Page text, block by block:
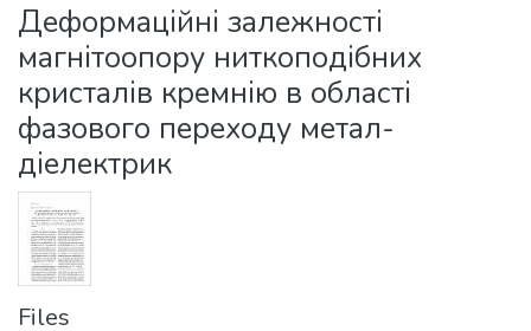
Statistics
Деформаційні залежності
магнітоопору ниткоподібних
кристалів кремнію в області
фазового переходу метал-
діелектрик
Files